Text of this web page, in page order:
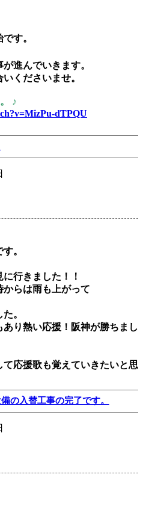
す。
進んでいきます。
くださいませ。
♪
dTPQU
。
行きました！！
らは雨も上がって
。
り熱い応援！阪神が勝ちまし
応援歌も覚えていきたいと思
の入替工事の完了です。